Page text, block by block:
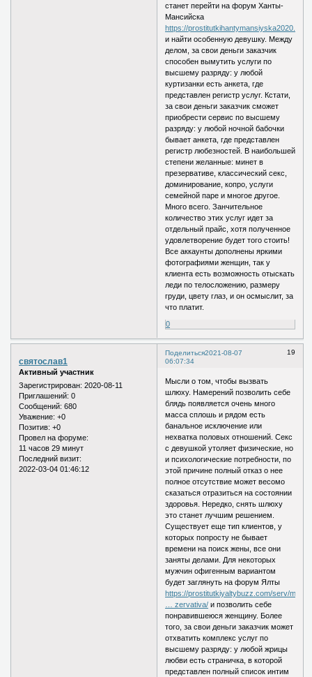
станет перейти на форум Ханты-
Мансийска
https://prostitutkihantymansiyska2020.info/
и найти особенную девушку. Между
делом, за свои деньги заказчик
способен вымутить услуги по
высшему разряду: у любой
куртизанки есть анкета, где
представлен регистр услуг. Кстати,
за свои деньги заказчик сможет
приобрести сервис по высшему
разряду: у любой ночной бабочки
бывает анкета, где представлен
регистр любезностей. В наибольшей
степени желанные: минет в
презервативе, классический секс,
доминирование, копро, услуги
семейной паре и многое другое.
Много всего. Занчительное
количество этих услуг идет за
отдельный прайс, хотя полученное
удовлетворение будет того стоить!
Все аккаунты дополнены яркими
фотографиями женщин, так у
клиента есть возможность отыскать
леди по телосложению, размеру
груди, цвету глаз, и он осмыслит, за
что платит.
0
Поделиться 19
2021-08-07
06:07:34
святослав1
Активный участник
Зарегистрирован: 2020-08-11
Приглашений: 0
Сообщений: 680
Уважение: +0
Позитив: +0
Провел на форуме:
11 часов 29 минут
Последний визит:
2022-03-04 01:46:12
Мысли о том, чтобы вызвать
шлюху. Намерений позволить себе
блядь появляется очень много
масса сплошь и рядом есть
банальное исключение или
нехватка половых отношений. Секс
с девушкой утоляет физические, но
и психологические потребности, по
этой причине полный отказ о нее
полное отсутствие может весомо
сказаться отразиться на состоянии
здоровья. Нередко, снять шлюху
это станет лучшим решением.
Существует еще тип клиентов, у
которых попросту не бывает
времени на поиск жены, все они
заняты делами. Для некоторых
мужчин офигенным вариантом
будет заглянуть на форум Ялты
https://prostitutkiyaltybuzz.com/serv/m
… zervativa/ и позволить себе
понравившеюся женщину. Более
того, за свои деньги заказчик может
отхватить комплекс услуг по
высшему разряду: у любой жрицы
любви есть страничка, в которой
представлен полный список интим